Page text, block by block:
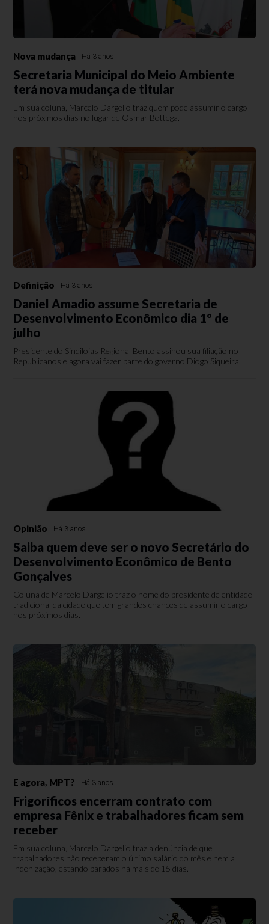
Nova mudança Há 3 anos
Secretaria Municipal do Meio Ambiente
terá nova mudança de titular
Em sua coluna, Marcelo Dargelio traz quem pode assumir o cargo
nos próximos dias no lugar de Osmar Bottega.
Definição Há 3 anos
Daniel Amadio assume Secretaria de
Desenvolvimento Econômico dia 1º de
julho
Presidente do Sindilojas Regional Bento assinou sua filiação no
Republicanos e agora vai fazer parte do governo Diogo Siqueira.
Opinião Há 3 anos
Saiba quem deve ser o novo Secretário do
Desenvolvimento Econômico de Bento
Gonçalves
Coluna de Marcelo Dargelio traz o nome do presidente de entidade
tradicional da cidade que tem grandes chances de assumir o cargo
nos próximos dias.
E agora, MPT? Há 3 anos
Frigoríficos encerram contrato com
empresa Fênix e trabalhadores ficam sem
receber
Em sua coluna, Marcelo Dargelio traz a denúncia de que
trabalhadores não receberam o último salário do mês e nem a
indenização, estando parados há mais de 15 dias.